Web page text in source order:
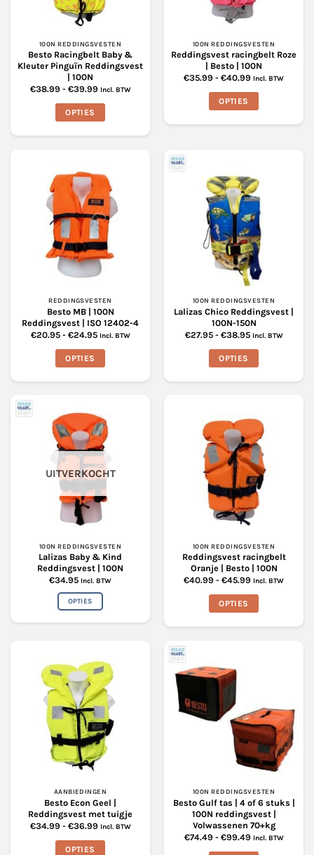
100N REDDINGSVESTEN
Besto Racingbelt Baby &
Kleuter Pinguïn Reddingsvest
| 100N
€38.99 - €39.99Prijsklasse:
tot
Incl. BTW
OPTIES
meerdere
variaties.
Deze
optie
kan
gekozen
worden
op
productpagina
100N REDDINGSVESTEN
Reddingsvest racingbelt Roze
| Besto | 100N
€35.99 - €40.99Prijsklasse:
tot
Incl. BTW
OPTIES
variaties.
Deze
optie
kan
gekozen
worden
op
de
productpagina
REDDINGSVESTEN
Besto MB | 100N
Reddingsvest | ISO 12402-4
€20.95 - €24.95Prijsklasse:
tot
Incl. BTW
OPTIES
meerdere
variaties.
Deze
optie
kan
gekozen
worden
op
de
productpagina
100N REDDINGSVESTEN
Lalizas Chico Reddingsvest |
100N-150N
€27.95 - €38.95Prijsklasse:
tot
Incl. BTW
OPTIES
meerdere
variaties.
Deze
optie
kan
gekozen
worden
op
productpagina
UITVERKOCHT
100N REDDINGSVESTEN
Lalizas Baby & Kind
Reddingsvest | 100N
€34.95 Incl. BTW
OPTIES
meerdere
variaties.
Deze
optie
kan
gekozen
worden
op
de
100N REDDINGSVESTEN
Reddingsvest racingbelt
Oranje | Besto | 100N
€40.99 - €45.99Prijsklasse:
tot
Incl. BTW
OPTIES
variaties.
Deze
optie
kan
gekozen
worden
op
productpagina
AANBIEDINGEN
Besto Econ Geel |
Reddingsvest met tuigje
€34.99 - €36.99Prijsklasse:
tot
Incl. BTW
OPTIES
100N REDDINGSVESTEN
Besto Gulf tas | 4 of 6 stuks |
100N reddingsvest |
Volwassenen 70+kg
€74.49 - €99.49Prijsklasse:
Incl. BTW